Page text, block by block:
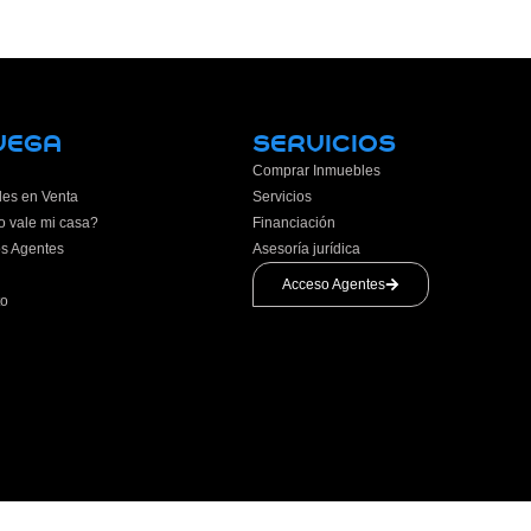
en Venta
vale mi casa?
Agentes
SERVICIOS
Comprar Inmuebles
Servicios
Financiación
Asesoría jurídica
Acceso Agentes